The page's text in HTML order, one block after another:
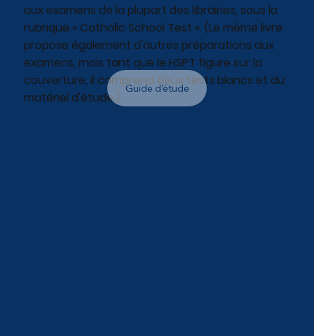
aux examens de la plupart des librairies, sous la
rubrique « Catholic School Test ». (Le même livre
propose également d'autres préparations aux
examens, mais tant que le HSPT figure sur la
couverture, il comprend deux tests blancs et du
matériel d'étude.)
Guide d'étude